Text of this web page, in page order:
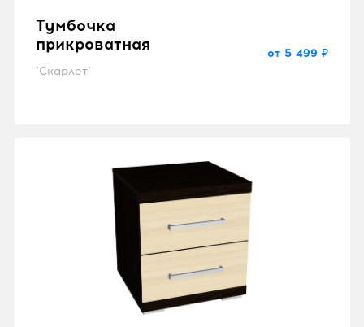
Тумбочка
прикроватная
"Скарлет"
от 5 499 ₽